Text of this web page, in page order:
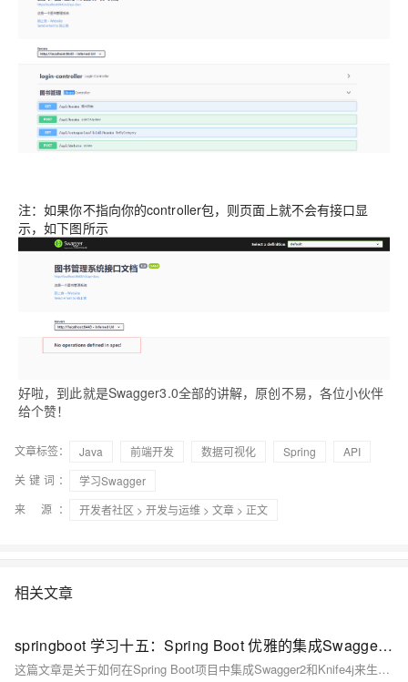
注：如果你不指向你的controller包，则页面上就不会有接口显
示，如下图所示
好啦，到此就是Swagger3.0全部的讲解，原创不易，各位小伙伴
给个赞！
文章标签： Java 前端开发 数据可视化 Spring
API
关键词：
学习Swagger
来 源：
开发者社区 > 开发与运维 > 文章 > 正文
相关文章
springboot 学习十五：Spring Boot 优雅的集成Swagger2、Knife4j
这篇文章是关于如何在Spring Boot项目中集成Swagger2和Knife4j来生成和美化API接口文档的详细教程。